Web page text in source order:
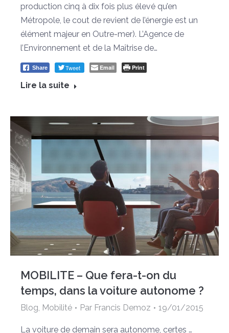
production cinq à dix fois plus élevé qu’en
Métropole, le cout de revient de l’énergie est un
élément majeur en Outre-mer). L’Agence de
l’Environnement et de la Maîtrise de…
Share Tweet Email Print
Lire la suite
MOBILITE – Que fera-t-on du
temps, dans la voiture autonome ?
Blog, Mobilité Par Francis Demoz 19/01/2015
La voiture de demain sera autonome, certes …